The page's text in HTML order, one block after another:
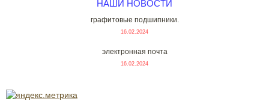
НАШИ НОВОСТИ
графитовые подшипники.
16.02.2024
электронная почта
16.02.2024